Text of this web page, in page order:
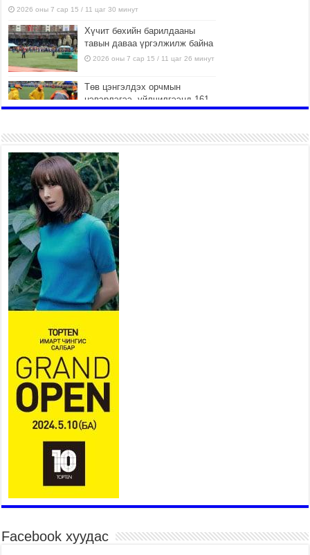
2026 оны 7 сар 15 / 11 цаг 30 минут
Хүчит бөхийн барилдааны
тавын даваа үргэлжилж байна
2026 оны 7 сар 15 / 11 цаг 26 минут
Төв цэнгэлдэх орчмын
цэвэрлэгээ, үйлчилгээнд 161
ажилтан, 27 техниктэй
2026 оны 7 сар 15 / 11 цаг 22 минут
Наадмын амралтын өдрүүдэд
нийслэлийн эрүүл мэндийн
байгууллагууд дараах
хуваарийн дагуу ажиллана
2026 оны 7 сар 15 / 11 цаг 18 минут
Үндэсний их баяр наадам
эхэллээ
2026 оны 7 сар 15 / 11 цаг 14 минут
Үер усны аюулаас сэргийлж, нийслэлийн Онцгой
байдлын газрын 162 алба хаагч үүрэг гүйцэтгэж
2026 оны 7 сар 15 / 11 цаг 07 минут
Үндэсний их сурын харваанд 850 харваач цэц
мэргэнээ сорьж байна
2026 оны 7 сар 15 / 11 цаг 03 минут
Төв цэнгэлдэхийн эргэн тойронд
2026 оны 7 сар 15 / 10 цаг 58 минут
Үндэсний их баяр наадмын шагайн харваа
насанд хүрэгчдийн багийн харваагаар
үргэлжилж байна
2026 оны 7 сар 15 / 10 цаг 52 минут
Үндэсний их баяр наадмын хүчит бөхийн
Facebook хуудас